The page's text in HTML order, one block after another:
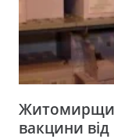
вакцини